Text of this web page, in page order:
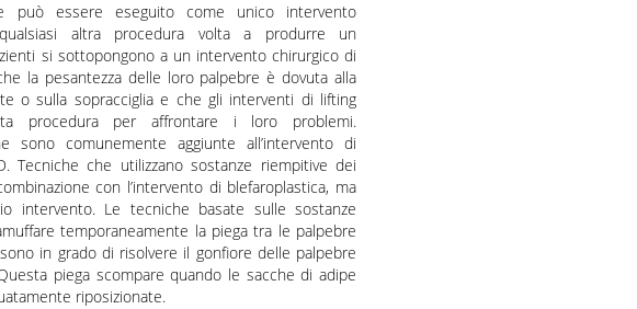
può essere eseguito come unico intervento
altra procedura volta a produrre un
si sottopongono a un intervento chirurgico di
la pesantezza delle loro palpebre è dovuta alla
o sulla sopracciglia e che gli interventi di lifting
procedura per affrontare i loro problemi.
sono comunemente aggiunte all’intervento di
Tecniche che utilizzano sostanze riempitive dei
con l’intervento di blefaroplastica, ma
intervento. Le tecniche basate sulle sostanze
temporaneamente la piega tra le palpebre
in grado di risolvere il gonfiore delle palpebre
piega scompare quando le sacche di adipe
riposizionate.